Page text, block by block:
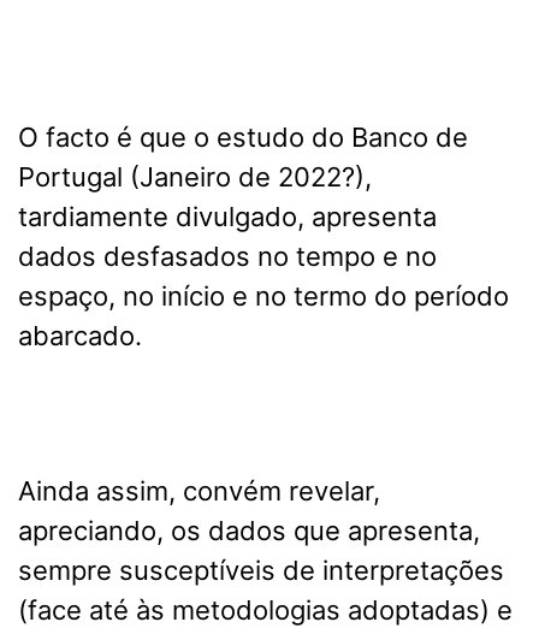
O facto é que o estudo do Banco de
Portugal (Janeiro de 2022?),
tardiamente divulgado, apresenta
dados desfasados no tempo e no
espaço, no início e no termo do período
abarcado.
Ainda assim, convém revelar,
apreciando, os dados que apresenta,
sempre susceptíveis de interpretações
(face até às metodologias adoptadas) e